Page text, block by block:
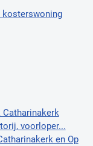
kosterswoning
voorloper...
en Op